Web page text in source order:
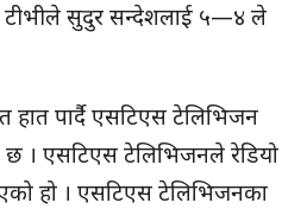
टीभीले सुदुर सन्देशलाई ५—४ ले
हात पार्दै एसटिएस टेलिभिजन
छ । एसटिएस टेलिभिजनले रेडियो
हो । एसटिएस टेलिभिजनका